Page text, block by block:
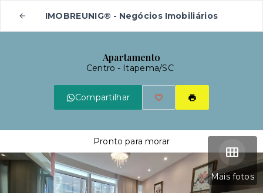
IMOBREUNIG® - Negócios Imobiliários
Apartamento
Centro - Itapema/SC
Compartilhar
Mais fotos
Pronto para morar